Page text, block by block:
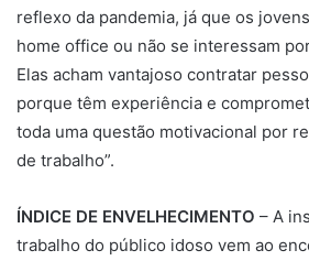
reflexo da pandemia, já que os
home office ou não se interessam
Elas acham vantajoso contratar
porque têm experiência e
toda uma questão motivacional por
de trabalho”.
ÍNDICE DE ENVELHECIMENTO – A
trabalho do público idoso vem ao